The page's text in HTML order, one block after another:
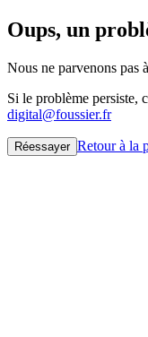
Oups, un
Nous ne parvenons pas
Si le problème persiste,
digital@foussier.fr
Réessayer Retour à la